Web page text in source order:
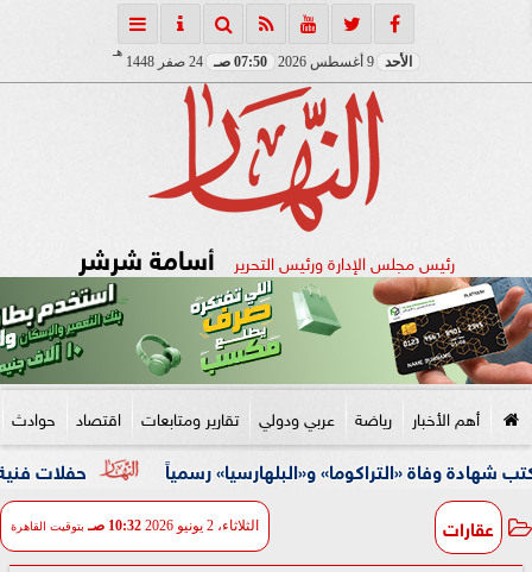
الأحد 07:50 صـ 24 صفر 1448
هـ
رئيس مجلس الإدارة ورئيس التحرير أسامة شرشر
أهم الأخبار رياضة عربي ودولي تقارير ومتابعات اقتصاد حوادث
حفلات فنية وأنشطة «التراكوما» و«البلهارسيا» رسمياً
عقارات الثلاثاء، 2 يونيو 2026 10:32 صـ بتوقيت القاهرة